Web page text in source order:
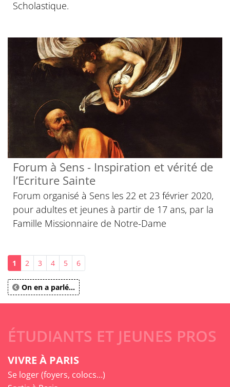
Scholastique.
Forum à Sens - Inspiration et vérité de
l’Ecriture Sainte
Forum organisé à Sens les 22 et 23 février 2020,
pour adultes et jeunes à partir de 17 ans, par la
Famille Missionnaire de Notre-Dame
1 2 3 4 5 6
On en a parlé...
ÉTUDIANTS ET JEUNES PROS
VIVRE À PARIS
Se loger (foyers, colocs...)